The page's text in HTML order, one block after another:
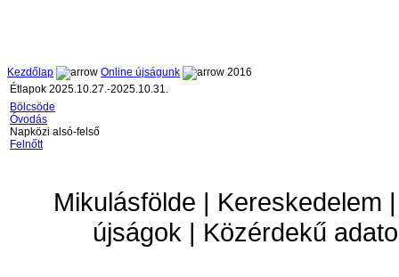
Kezdőlap Online újságunk
2016
Étlapok 2025.10.27.-2025.10.31.
Bölcsöde
Óvodás
Napközi alsó-felső
Felnőtt
Mikulásfölde | Kereskedelem
újságok | Közérdekű